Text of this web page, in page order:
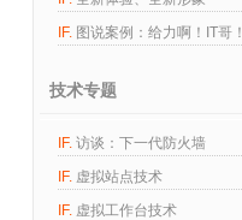
IF. 图说案例：给力啊！IT哥！
技术专题
IF. 访谈：下一代防火墙
IF. 虚拟站点技术
IF. 虚拟工作台技术